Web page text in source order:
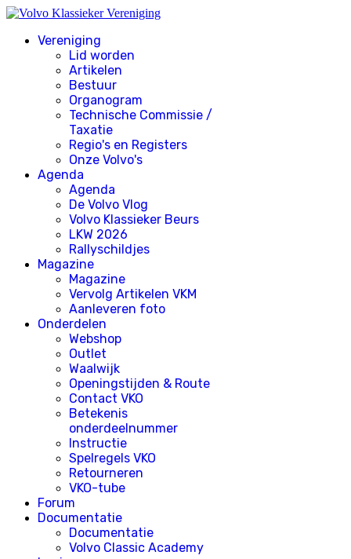
Vereniging
Lid worden
Artikelen
Bestuur
Organogram
Technische Commissie /
Taxatie
Regio's en Registers
Onze Volvo's
Agenda
Agenda
De Volvo Vlog
Volvo Klassieker Beurs
LKW 2026
Rallyschildjes
Magazine
Magazine
Vervolg Artikelen VKM
Aanleveren foto
Onderdelen
Webshop
Outlet
Waalwijk
Openingstijden & Route
Contact VKO
Betekenis
onderdeelnummer
Instructie
Spelregels VKO
Retourneren
VKO-tube
Forum
Documentatie
Documentatie
Volvo Classic Academy